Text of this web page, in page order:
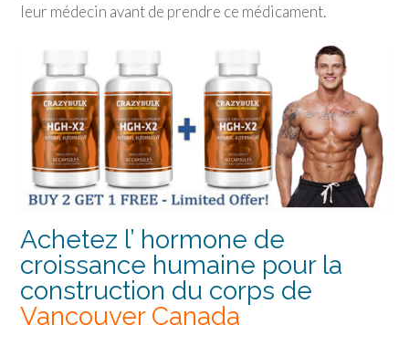
leur médecin avant de prendre ce médicament.
Achetez l’ hormone de
croissance humaine pour la
construction du corps de
Vancouver Canada